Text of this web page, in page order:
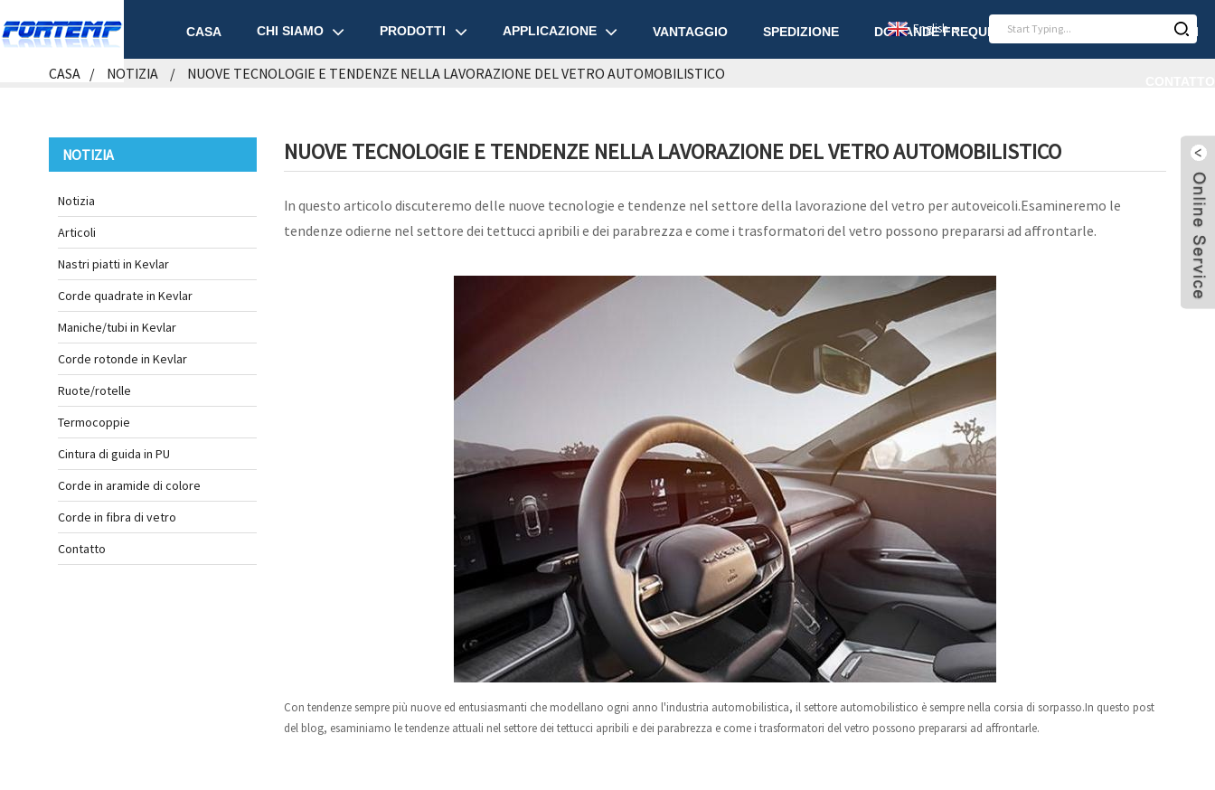
CASA CHI SIAMO PRODOTTI APPLICAZIONE VANTAGGIO SPEDIZIONE DOMANDE FREQUENTI NOTIZIA ARTICOLI
English
CASA NOTIZIA NUOVE TECNOLOGIE E TENDENZE NELLA LAVORAZIONE DEL VETRO AUTOMOBILISTICO
NOTIZIA
Notizia
Articoli
Nastri piatti in Kevlar
Corde quadrate in Kevlar
Maniche/tubi in Kevlar
Corde rotonde in Kevlar
Ruote/rotelle
Termocoppie
Cintura di guida in PU
Corde in aramide di colore
Corde in fibra di vetro
Contatto
NUOVE TECNOLOGIE E TENDENZE NELLA LAVORAZIONE DEL VETRO AUTOMOBILISTICO
In questo articolo discuteremo delle nuove tecnologie e tendenze nel settore della lavorazione del vetro per autoveicoli.Esamineremo le
tendenze odierne nel settore dei tettucci apribili e dei parabrezza e come i trasformatori del vetro possono prepararsi ad affrontarle.
Con tendenze sempre più nuove ed entusiasmanti che modellano ogni anno l'industria automobilistica, il settore automobilistico è sempre nella corsia di sorpasso.In questo post
del blog, esaminiamo le tendenze attuali nel settore dei tettucci apribili e dei parabrezza e come i trasformatori del vetro possono prepararsi ad affrontarle.